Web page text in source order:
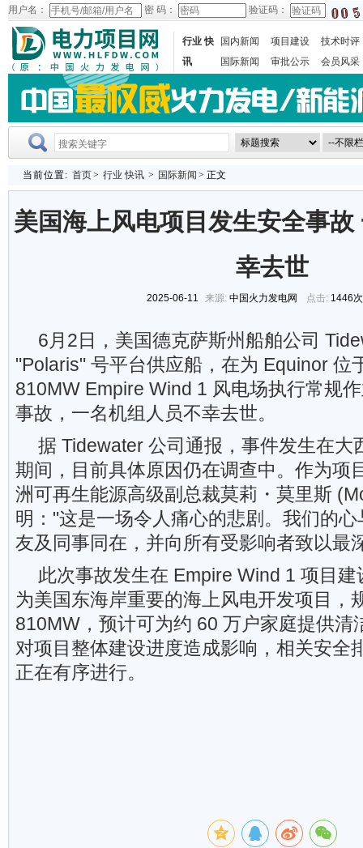
用户名： 密 码： 验证码：
行业 快
讯
国内新闻 项目建设
技术时评
国际新闻
审批公示 会员风采
当前位置: 首页> 行业 快讯 > 国际新闻 > 正文
美国海上风电项目发生安全事
幸去世
2025-06-11 来源: 中国火力发电网 点击: 1446
6月2日，美国德克萨斯州船舶公司
"Polaris" 号平台供应船，在为 Equinor 位
810MW Empire Wind 1 风电场执行常规
事故，一名机组人员不幸去世。
据 Tidewater 公司通报，事件发生在大
期间，目前具体原因仍在调查中。作为项
洲可再生能源高级副总裁莫莉・莫里斯
明："这是一场令人痛心的悲剧。我们的
友及同事同在，并向所有受影响者致以最
此次事故发生在 Empire Wind 1 项目
为美国东海岸重要的海上风电开发项目，
810MW，预计可为约 60 万户家庭提供清
对项目整体建设进度造成影响，相关安全
正在有序进行。